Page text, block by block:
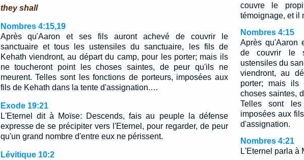
they shall
Nombres 4:15,19
Après qu'Aaron et ses fils auront achevé de couvrir le
sanctuaire et tous les ustensiles du sanctuaire, les fils de
Kehath viendront, au départ du camp, pour les porter; mais ils
ne toucheront point les choses saintes, de peur qu'ils ne
meurent. Telles sont les fonctions de porteurs, imposées aux
fils de Kehath dans la tente d'assignation.…
Exode 19:21
L'Eternel dit à Moïse: Descends, fais au peuple la défense
expresse de se précipiter vers l'Eternel, pour regarder, de peur
qu'un grand nombre d'entre eux ne périssent.
Lévitique 10:2
couvre le
témoignage, et il
Nombres 4:15
Après qu'Aaron
de couvrir le
ustensiles du
viendront, au
porter; mais ils
choses saintes,
Telles sont les
imposées aux
d'assignation.
Nombres 4:21
L'Eternel parla à